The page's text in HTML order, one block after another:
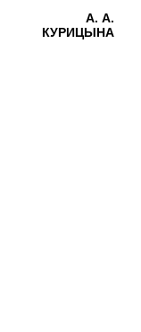
А. А.
КУРИЦЫНА